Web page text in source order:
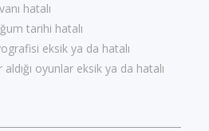
hatalı
tarihi hatalı
eksik ya da hatalı
oyunlar eksik ya da hatalı